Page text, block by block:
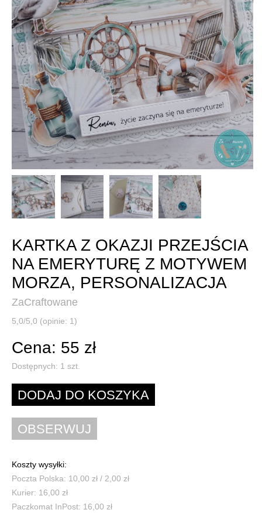
KARTKA Z OKAZJI PRZEJŚCIA
NA EMERYTURĘ Z MOTYWEM
MORZA, PERSONALIZACJA
ZaCraftowane
5,0/5,0 (opinie: 1)
Cena: 55 zł
Dostępnych: 1 szt.
Koszty wysyłki:
Poczta Polska: 10,00 zł / 2,00 zł
Kurier: 16,00 zł
Paczkomat InPost: 16,00 zł